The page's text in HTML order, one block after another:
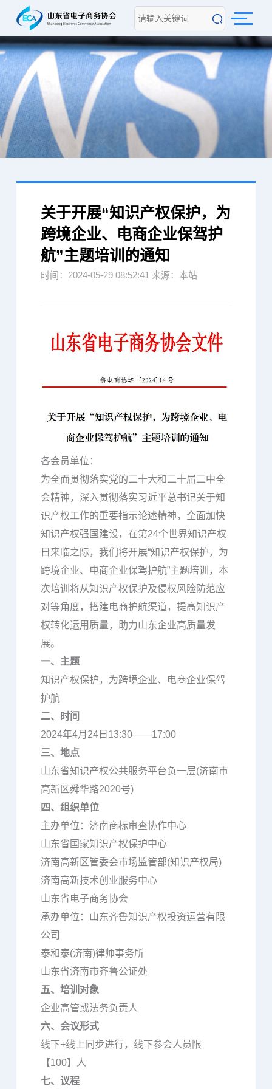
关于开展“知识产权保护，为
跨境企业、电商企业保驾护
航”主题培训的通知
时间：2024-05-29 08:52:41 来源：本站
各会员单位：
为全面贯彻落实党的二十大和二十届二中全
会精神，深入贯彻落实习近平总书记关于知
识产权工作的重要指示论述精神，全面加快
知识产权强国建设，在第24个世界知识产权
日来临之际，我们将开展“知识产权保护，为
跨境企业、电商企业保驾护航”主题培训，本
次培训将从知识产权保护及侵权风险防范应
对等角度，搭建电商护航渠道，提高知识产
权转化运用质量，助力山东企业高质量发
展。
一、主题
知识产权保护，为跨境企业、电商企业保驾
护航
二、时间
2024年4月24日13:30——17:00
三、地点
山东省知识产权公共服务平台负一层(济南市
高新区舜华路2020号)
四、组织单位
主办单位：济南商标审查协作中心
山东省国家知识产权保护中心
济南高新区管委会市场监管部(知识产权局)
济南高新技术创业服务中心
山东省电子商务协会
承办单位：山东齐鲁知识产权投资运营有限
公司
泰和泰(济南)律师事务所
山东省济南市齐鲁公证处
五、培训对象
企业高管或法务负责人
六、会议形式
线下+线上同步进行，线下参会人员限
【100】人
七、议程